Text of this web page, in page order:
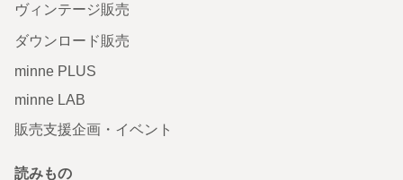
ヴィンテージ販売
ダウンロード販売
minne PLUS
minne LAB
販売支援企画・イベント
読みもの